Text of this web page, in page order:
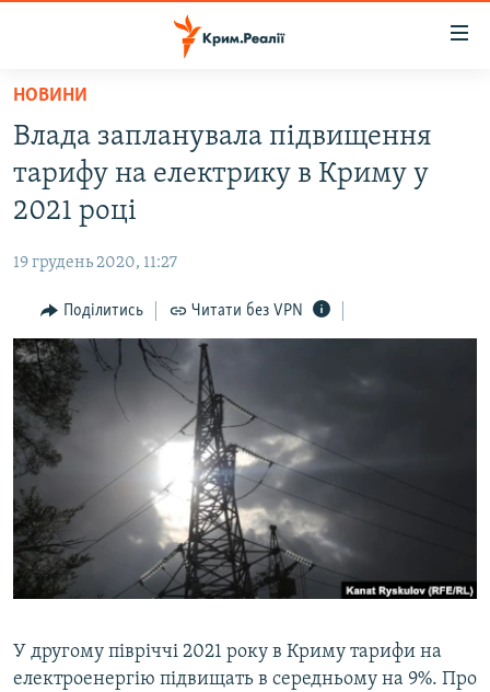
Перейти
основного
матеріалу
Перейти
до
основної
навігації
Перейти
до
пошуку
ВОДА.КРИМ
ВІДЕО ТА ФОТО
БЛОГИ
ПОГЛЯД
ІНТЕРВ'Ю
ВСЕ ЗА ДЕНЬ
СПЕЦПРОЕКТИ
ДЕПОРТАЦІЯ
ВІДЕОУРОКИ «ELIFBE»
СВІДЧЕННЯ ОКУПАЦІЇ
УКРАЇНСЬКА ПРОБЛЕМА КРИМУ
ЯК ОБІЙТИ БЛОКУВАННЯ
Русский
Qırımtatar
НОВИНИ
Влада запланувала підвищення
тарифу на електрику в Криму у
2021 році
19 грудень 2020, 11:27
Поділитись Читати без VPN
У другому півріччі 2021 року в Криму тарифи на
електроенергію підвищать в середньому на 9%. Про